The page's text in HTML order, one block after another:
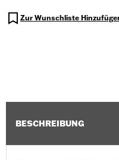
Zur Wunschliste
BESCHREIBUNG